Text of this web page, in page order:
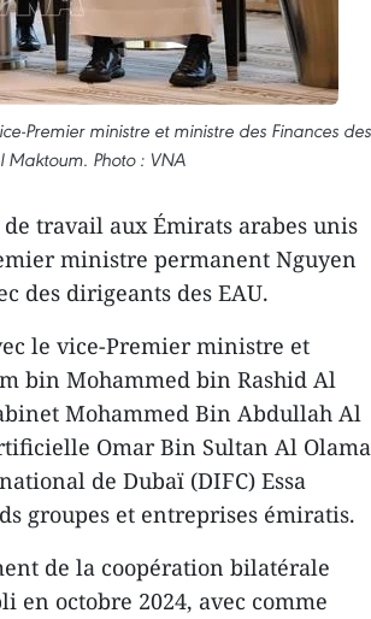
Premier ministre et ministre des Finances
Photo : VNA
travail aux Émirats arabes unis
ministre permanent Nguyen
des dirigeants des EAU.
le vice-Premier ministre et
bin Mohammed bin Rashid Al
Mohammed Bin Abdullah Al
Omar Bin Sultan Al
de Dubaï (DIFC) Essa
groupes et entreprises émiratis.
de la coopération bilatérale
en octobre 2024, avec comme